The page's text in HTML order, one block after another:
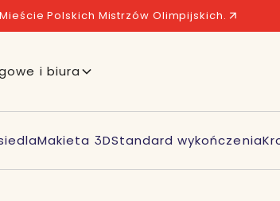
Polskich Mistrzów Olimpijskich.
i biura
Makieta 3DStandard wykończenia